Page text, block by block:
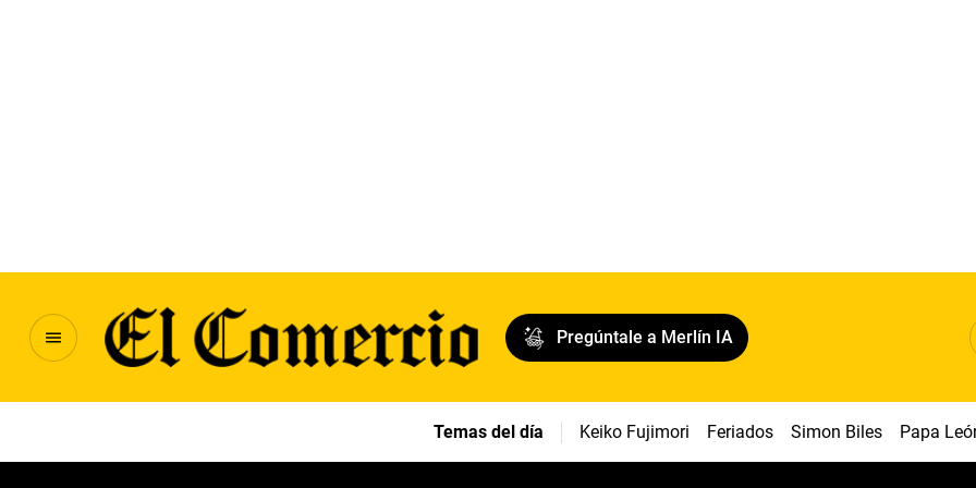
Pregúntale a Merlín IA
Temas del día Keiko Fujimori Feriados Simon Biles Papa